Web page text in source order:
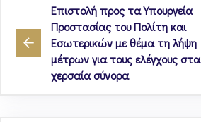
Επιστολή προς τα Υπουργεία
Προστασίας του Πολίτη και
Εσωτερικών με θέμα τη λήψη
μέτρων για τους ελέγχους στα
χερσαία σύνορα